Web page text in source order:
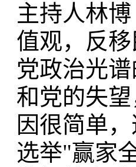
主持人林
值观，反
党政治光
和党的失
因很简单
选举"赢家